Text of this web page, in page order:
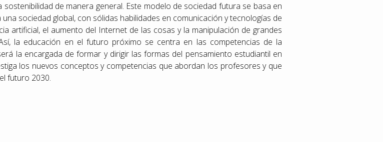
de manera general. Este modelo de sociedad futura se basa en
sociedad global, con sólidas habilidades en comunicación y tecnologías de
artificial, el aumento del Internet de las cosas y la manipulación de grandes
la educación en el futuro próximo se centra en las competencias de la
la encargada de formar y dirigir las formas del pensamiento estudiantil en
los nuevos conceptos y competencias que abordan los profesores y que
futuro 2030.